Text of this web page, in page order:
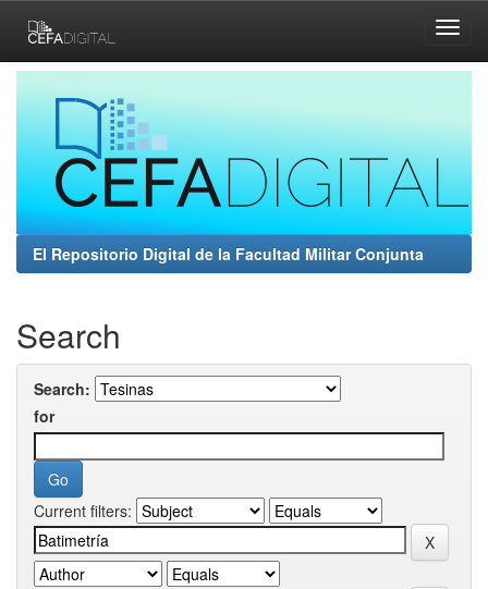
navigation
El Repositorio Digital de la Facultad Militar Conjunta
Search
Search:
for
Current filters: